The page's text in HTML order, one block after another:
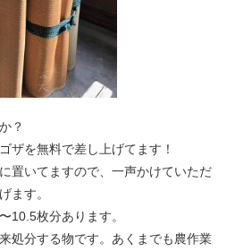
？
ザを無料で差し上げてます！
置いてますので、一声かけていただ
ます。
10.5枚分あります。
処分する物です。あくまでも農作業